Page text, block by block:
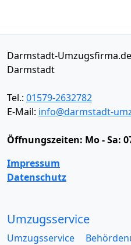
Darmstadt-Umzugsfirma.de
Darmstadt
Tel.: 01579-2632782
E-Mail: info@darmstadt-
Öffnungszeiten: Mo - Sa:
Impressum
Datenschutz
Umzugsservice
Umzugsservice